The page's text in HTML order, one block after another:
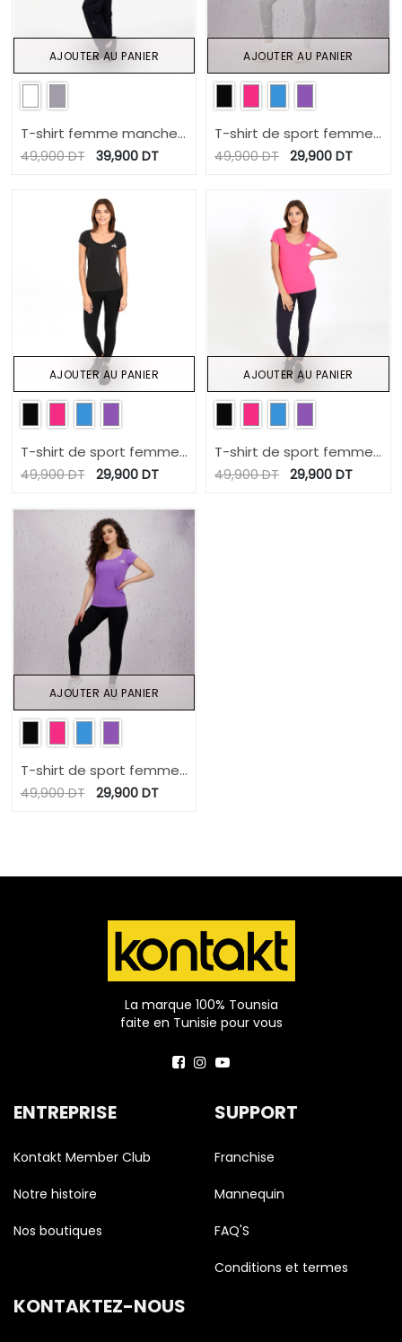
T-shirt femme manches
courtes avec noeuds sur
49,900DT 39,900DT
AJOUTER AU PANIER
T-shirt de sport femme
manches courtes
49,900DT 29,900 DT
AJOUTER AU PANIER
T-shirt de sport femme
manches courtes
49,900DT 29,900DT
AJOUTER AU PANIER
T-shirt de sport femme
manches courtes
49,900DT 29,900 DT
AJOUTER AU PANIER
T-shirt de sport femme
manches courtes
49,900DT 29,900DT
AJOUTER AU PANIER
La marque 100% Tounsia
faite en Tunisie pour vous
ENTREPRISE
Kontakt Member Club
Notre histoire
Nos boutiques
SUPPORT
Franchise
Mannequin
FAQ'S
Conditions et termes
KONTAKTEZ-NOUS